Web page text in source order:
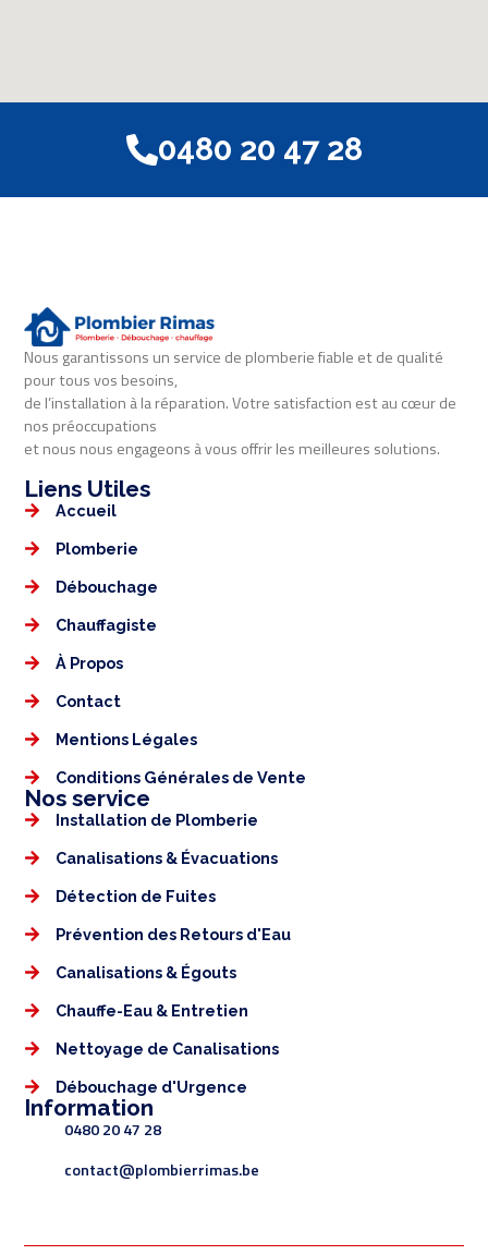
0480 20 47 28
Nous garantissons un service de plomberie fiable et de qualité
pour tous vos besoins,
de l’installation à la réparation. Votre satisfaction est au cœur de
nos préoccupations
et nous nous engageons à vous offrir les meilleures solutions.
Liens Utiles​​
Accueil
Plomberie
Débouchage
Chauffagiste
À Propos
Contact
Mentions Légales​
Conditions Générales de Vente
Nos service
Installation de Plomberie
Canalisations & Évacuations
Détection de Fuites
Prévention des Retours d'Eau
Canalisations & Égouts
Chauffe-Eau & Entretien
Nettoyage de Canalisations
Débouchage d'Urgence
Information
0480 20 47 28
contact@plombierrimas.be